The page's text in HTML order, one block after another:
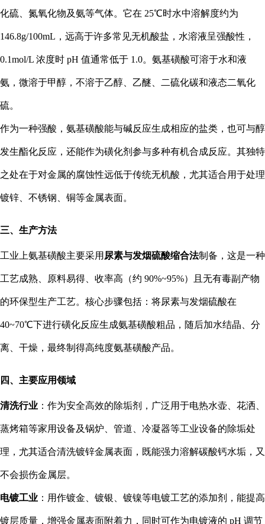
化硫、氮氧化物及氨等气体。它在 25℃时水中溶解度约为
146.8g/100mL，远高于许多常见无机酸盐，水溶液呈强酸性，
0.1mol/L 浓度时 pH 值通常低于 1.0。氨基磺酸可溶于水和液
氨，微溶于甲醇，不溶于乙醇、乙醚、二硫化碳和液态二氧化
硫。
作为一种强酸，氨基磺酸能与碱反应生成相应的盐类，也可与醇
发生酯化反应，还能作为磺化剂参与多种有机合成反应。其独特
之处在于对金属的腐蚀性远低于传统无机酸，尤其适合用于处理
镀锌、不锈钢、铜等金属表面。
三、生产方法
工业上氨基磺酸主要采用 尿素与发烟硫酸缩合法制备，这是一种
工艺成熟、原料易得、收率高（约 90%~95%）且无有毒副产物
的环保型生产工艺。核心步骤包括：将尿素与发烟硫酸在
40~70℃下进行磺化反应生成氨基磺酸粗品，随后加水结晶、分
离、干燥，最终制得高纯度氨基磺酸产品。
四、主要应用领域
清洗行业 ：作为安全高效的除垢剂，广泛用于电热水壶、花洒、
蒸烤箱等家用设备及锅炉、管道、冷凝器等工业设备的除垢处
理，尤其适合清洗镀锌金属表面，既能强力溶解碳酸钙水垢，又
不会损伤金属层。
电镀工业 ：用作镀金、镀银、镀镍等电镀工艺的添加剂，能提高
镀层质量，增强金属表面附着力，同时可作为电镀液的 pH 调节